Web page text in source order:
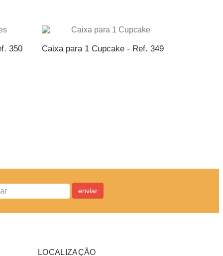
350 Caixa para 1 Cupcake - Ref. 349
enviar
LOCALIZAÇÃO